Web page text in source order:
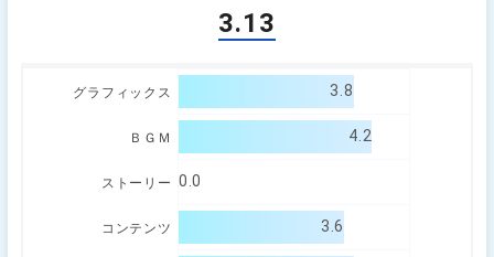
3.13
グラフィックス 3.8
ＢＧＭ 4.2
ストーリー 0.0
コンテンツ 3.6